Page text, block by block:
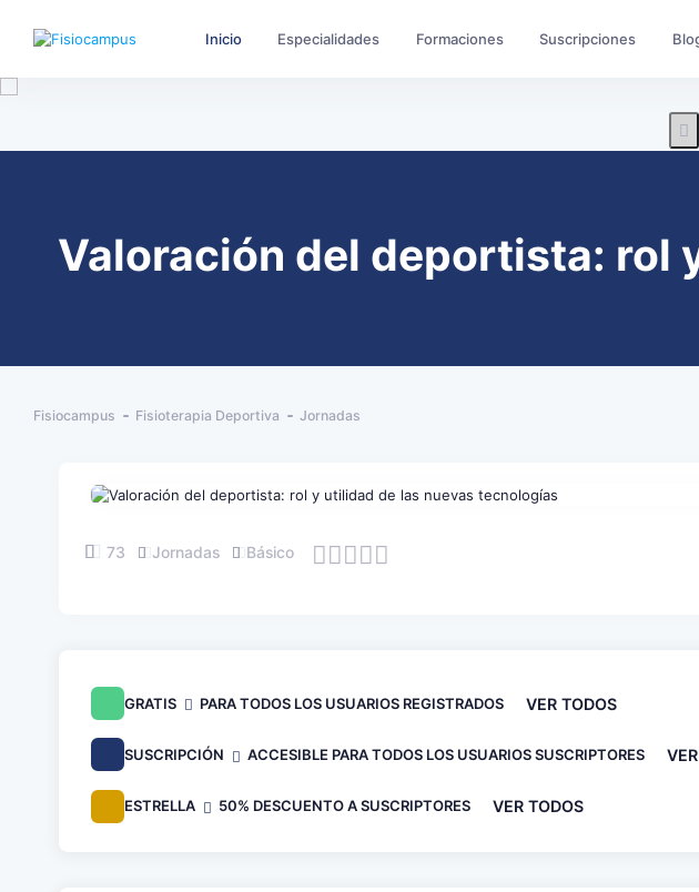
Inicio Especialidades Formaciones Suscripciones
Valoración del deportista: rol
Fisiocampus Fisioterapia Deportiva Jornadas
73 Jornadas Básico
GRATIS PARA TODOS LOS USUARIOS REGISTRADOS VER TODOS
SUSCRIPCIÓN ACCESIBLE PARA TODOS LOS USUARIOS SUSCRIPTORES
ESTRELLA 50% DESCUENTO A SUSCRIPTORES VER TODOS